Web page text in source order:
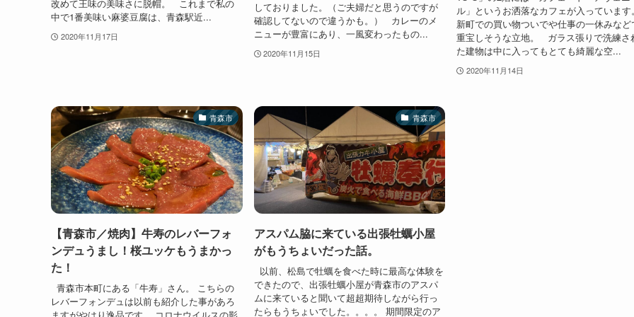
改めて王味の美味さに脱帽。 これまで私の
中で1番美味い麻婆豆腐は、青森駅近...
2020年11月17日
しておりました。（ご夫婦だと思うのですが
確認してないので違うかも。） カレーのメ
ニューが豊富にあり、一風変わったもの...
2020年11月15日
ル」というお洒落なカフェが入っています。
新町での買い物ついでや仕事の一休みなど
重宝しそうな立地。 ガラス張りで洗練さ
た建物は中に入ってもとても綺麗な空...
2020年11月14日
青森市
【青森市／焼肉】牛寿のレバーフォ
ンデュうまし！桜ユッケもうまかっ
た！
青森市本町にある「牛寿」さん。 こちらの
レバーフォンデュは以前も紹介した事があろ
ますがやはり逸品です。 コロナウイルスの影
青森市
アスパム脇に来ている出張牡蠣小屋
がもうちょいだった話。
以前、松島で牡蠣を食べた時に最高な体験を
できたので、出張牡蠣小屋が青森市のアスパ
ムに来ていると聞いて超超期待しながら行っ
たらもうちょいでした。。。。 期間限定のア